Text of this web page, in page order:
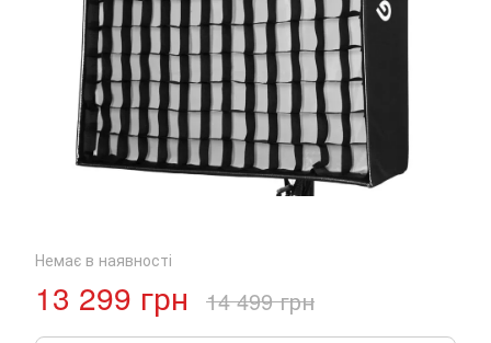
Немає в наявності
13 299 грн 14 499 грн